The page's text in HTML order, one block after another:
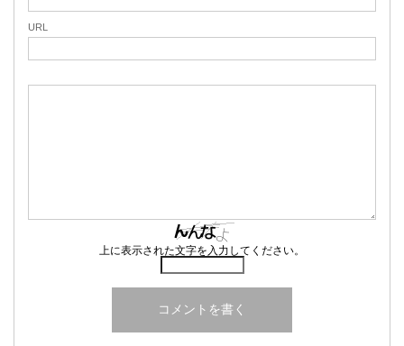
URL
上に表示された文字を入力してください。